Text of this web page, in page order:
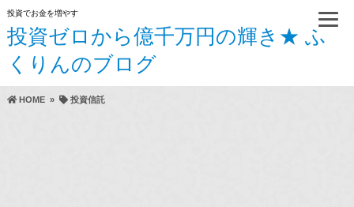
投資でお金を増やす
投資ゼロから億千万円の輝き★ ふ
くりんのブログ
HOME» 投資信託